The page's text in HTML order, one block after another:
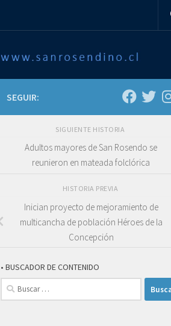
SEGUIR:
SIGUIENTE HISTORIA
Adultos mayores de San Rosendo se
reunieron en mateada folclórica
HISTORIA PREVIA
Inician proyecto de mejoramiento de
multicancha de población Héroes de la
Concepción
• BUSCADOR DE CONTENIDO
Buscar: